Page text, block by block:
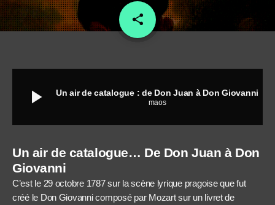
share
email
play_arrow Un air de catalogue : de Don Juan à Don Giovanni
maos
Un air de catalogue… De Don Juan à Don
Giovanni
C’est le 29 octobre 1787 sur la scène lyrique pragoise que fut
créé le Don Giovanni composé par Mozart sur un livret de